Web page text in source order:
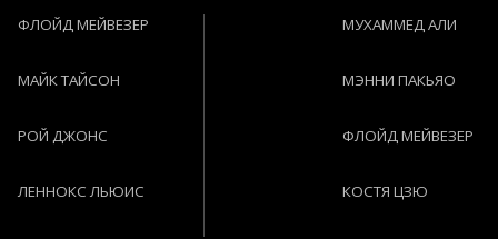
ФЛОЙД МЕЙВЕЗЕР
МАЙК ТАЙСОН
РОЙ ДЖОНС
ЛЕННОКС ЛЬЮИС
МУХАММЕД АЛИ
МЭННИ ПАКЬЯО
ФЛОЙД МЕЙВЕЗЕР
КОСТЯ ЦЗЮ